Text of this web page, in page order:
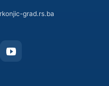
grad.rs.ba